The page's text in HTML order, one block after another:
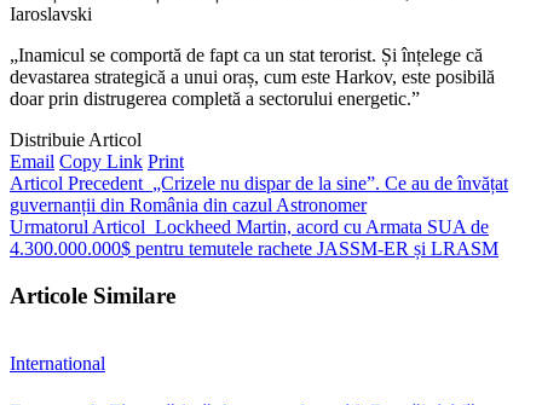
Iaroslavski
„Inamicul se comportă de fapt ca un stat terorist. Și înțelege că
devastarea strategică a unui oraș, cum este Harkov, este posibilă
doar prin distrugerea completă a sectorului energetic.”
Distribuie Articol
Email Copy Link Print
Articol Precedent „Crizele nu dispar de la sine”. Ce au de învățat
guvernanții din România din cazul Astronomer
Urmatorul Articol Lockheed Martin, acord cu Armata SUA de
4.300.000.000$ pentru temutele rachete JASSM-ER și LRASM
Articole Similare
International